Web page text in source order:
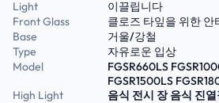
Light
이끌립니다
Front Glass
클로즈 타잎을 위한 안
Base
거울/강철
Type
자유로운 입상
Model
FGSR660LS
FGSR1500LS
High Light
음식 전시 장 음식 진